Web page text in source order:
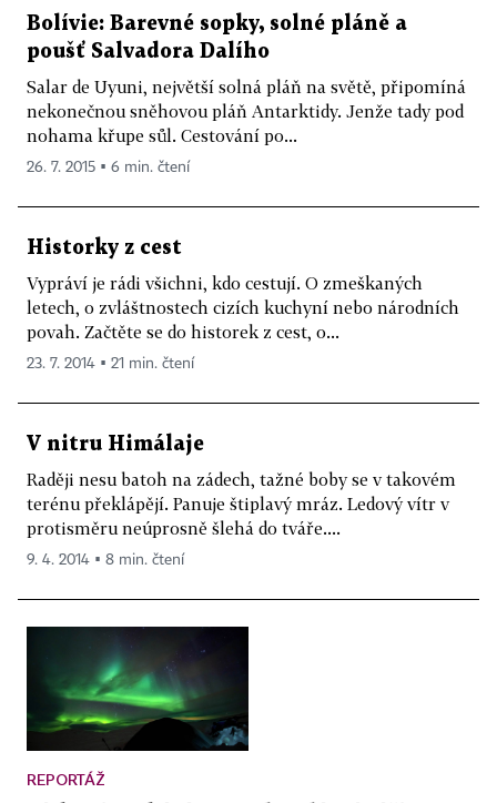
Bolívie: Barevné sopky, solné pláně a
poušť Salvadora Dalího
Salar de Uyuni, největší solná pláň na světě, připomíná
nekonečnou sněhovou pláň Antarktidy. Jenže tady pod
nohama křupe sůl. Cestování po...
26. 7. 2015 ▪ 6 min. čtení
Historky z cest
Vypráví je rádi všichni, kdo cestují. O zmeškaných
letech, o zvláštnostech cizích kuchyní nebo národních
povah. Začtěte se do historek z cest, o...
23. 7. 2014 ▪ 21 min. čtení
V nitru Himálaje
Raději nesu batoh na zádech, tažné boby se v takovém
terénu překlápějí. Panuje štiplavý mráz. Ledový vítr v
protisměru neúprosně šlehá do tváře....
9. 4. 2014 ▪ 8 min. čtení
REPORTÁŽ